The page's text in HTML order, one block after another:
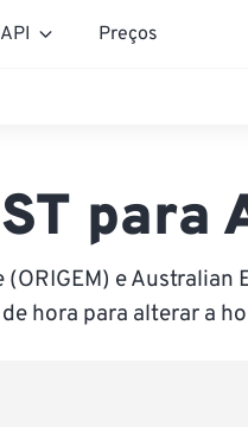
API Preços
para
e Australian
hora para alterar a